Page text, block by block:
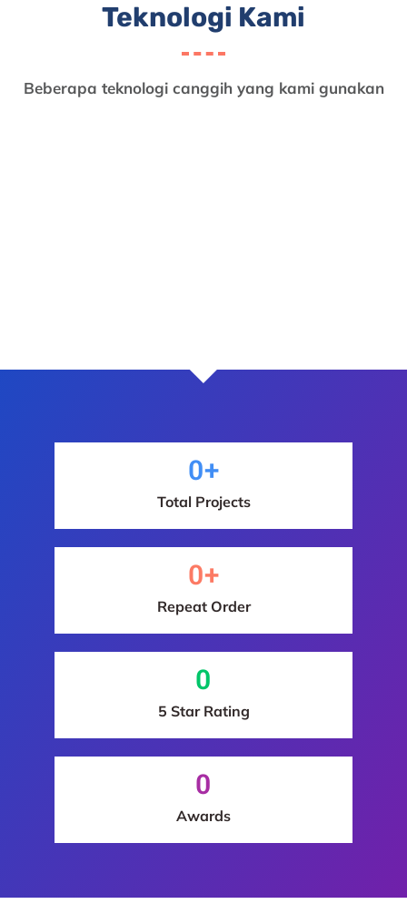
Teknologi Kami
Beberapa teknologi canggih yang kami gunakan
Total Projects
0+
Repeat Order
0+
5 Star Rating
0
Awards
0